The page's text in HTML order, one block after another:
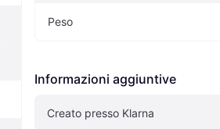
Peso
Informazioni aggiuntive
Creato presso Klarna